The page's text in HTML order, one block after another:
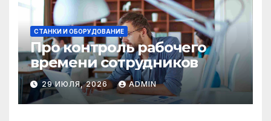
СТАНКИ И ОБОРУДОВАНИЕ
Про контроль рабочего
времени сотрудников
29 ИЮЛЯ, 2026 ADMIN